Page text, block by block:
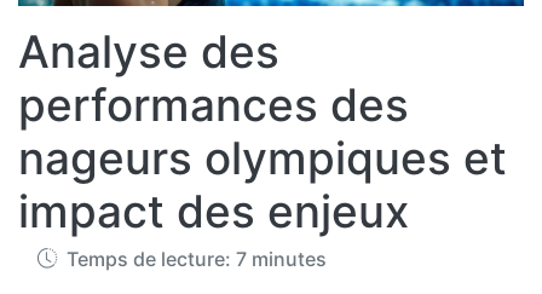
Analyse des
performances des
nageurs olympiques et
impact des enjeux
Temps de lecture: 7 minutes